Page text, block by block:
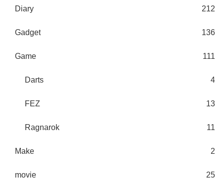
Diary 212
Gadget 136
Game 111
Darts 4
FEZ 13
Ragnarok 11
Make 2
movie 25